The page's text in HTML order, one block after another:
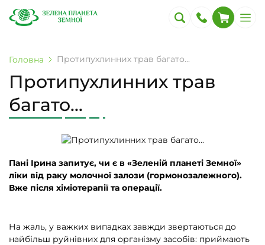
Головна Протипухлинних трав багато...
Протипухлинних трав
багато...
Пані Ірина запитує, чи є в «Зеленій планеті Земної»
ліки від раку молочної залози (гормонозалежного).
Вже після хіміотерапії та операції.
На жаль, у важких випадках завжди звертаються до
найбільш руйнівних для організму засобів: приймають